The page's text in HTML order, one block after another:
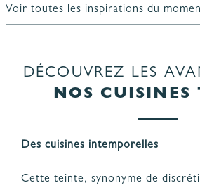
Voir toutes les inspirations du
DÉCOUVREZ LES
NOS CUISINES
Des cuisines intemporelles
Cette teinte, synonyme de